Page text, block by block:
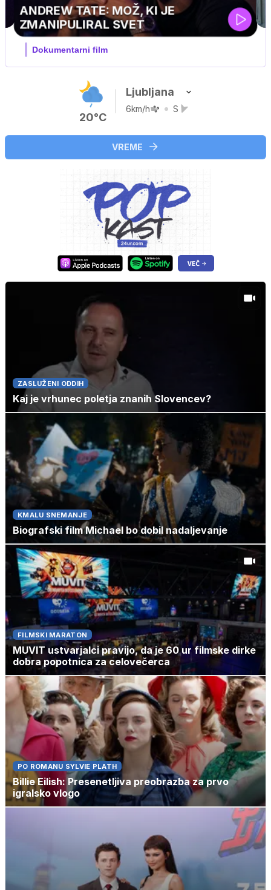
MOJ PRIJATELJ PINGVIN
Film meseca / družinski, pustolovski
20°C
Ljubljana
6km/h S
VREME
ZASLUŽENI ODDIH
Kaj je vrhunec poletja znanih Slovencev?
KMALU SNEMANJE
Biografski film Michael bo dobil nadaljevanje
FILMSKI MARATON
MUVIT ustvarjalci pravijo, da je 60 ur filmske dirke
dobra popotnica za celovečerca
PO ROMANU SYLVIE PLATH
Billie Eilish: Presenetljiva preobrazba za prvo
igralsko vlogo